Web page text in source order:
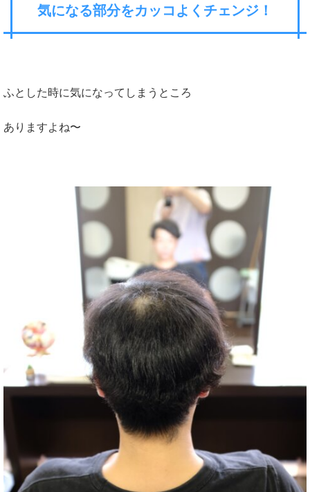
気になる部分をカッコよくチェンジ！
ふとした時に気になってしまうところ
ありますよね〜